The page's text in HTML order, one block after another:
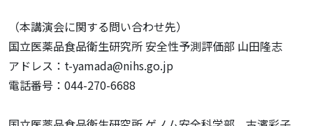
（本講演会に関する問い合わせ先）
国立医薬品食品衛生研究所 安全性予測評価部 山田隆志
アドレス：t-yamada@nihs.go.jp
電話番号：044-270-6688